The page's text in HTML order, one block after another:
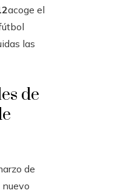
acoge el
las
de
de